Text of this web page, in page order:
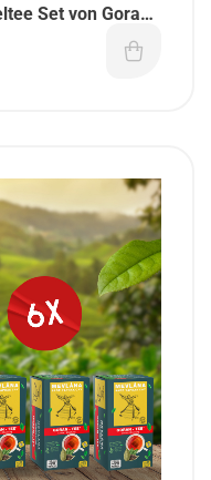
Set von Goran